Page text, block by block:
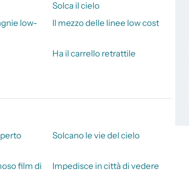
Solca il cielo
low-
Il mezzo delle linee low cost
Ha il carrello retrattile
Solcano le vie del cielo
film di
Impedisce in città di vedere